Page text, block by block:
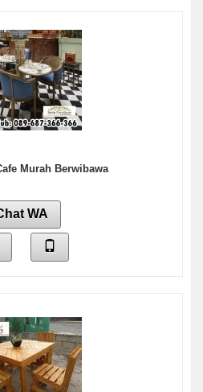
Murah Berwibawa
WA